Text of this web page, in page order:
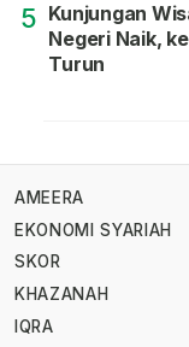
5 Kunjungan
Negeri Naik,
Turun
AMEERA
EKONOMI SYARIAH
SKOR
KHAZANAH
IQRA